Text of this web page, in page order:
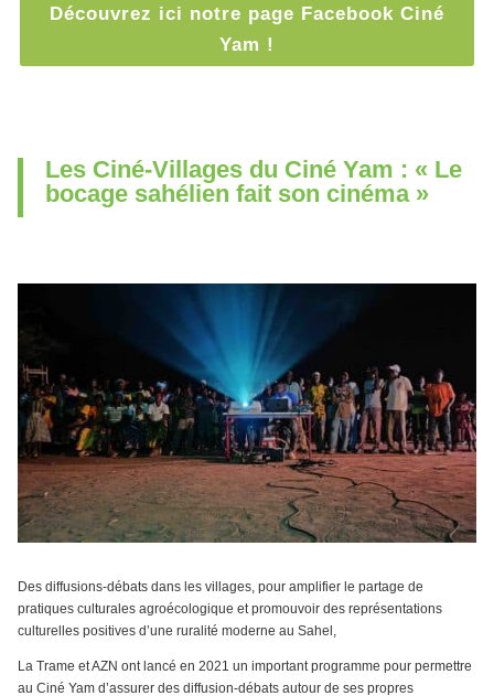
Découvrez ici notre page Facebook Ciné
Yam !
Les Ciné-Villages du Ciné Yam : « Le
bocage sahélien fait son cinéma »
Des diffusions-débats dans les villages, pour amplifier le partage de
pratiques culturales agroécologique et promouvoir des représentations
culturelles positives d’une ruralité moderne au Sahel,
La Trame et AZN ont lancé en 2021 un important programme pour permettre
au Ciné Yam d’assurer des diffusion-débats autour de ses propres